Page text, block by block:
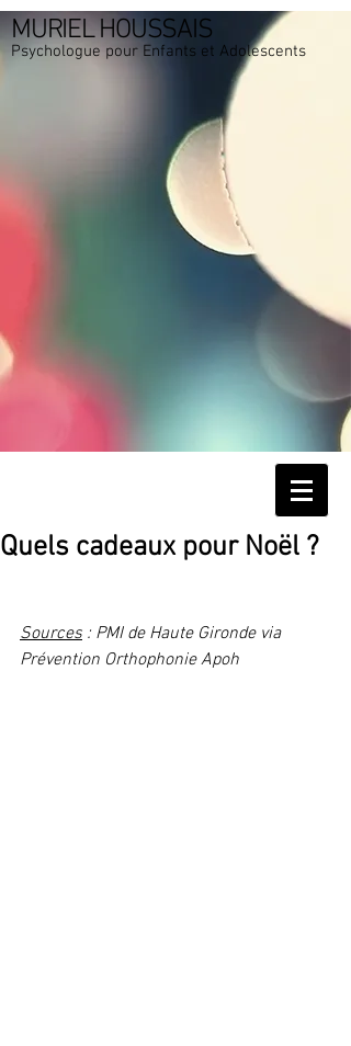
MURIEL HOUSSAIS
Psychologue pour Enfants et Adolescents
Quels cadeaux pour Noël ?
Sources : PMI de Haute Gironde via
Prévention Orthophonie Apoh